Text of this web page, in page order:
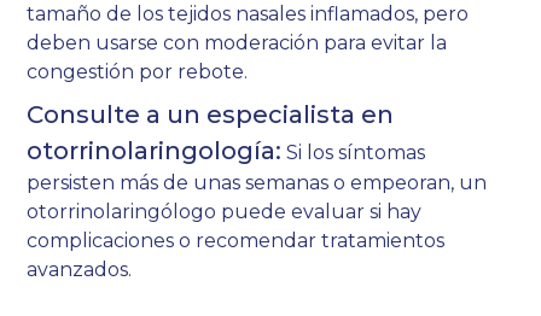
tamaño de los tejidos nasales inflamados, pero
deben usarse con moderación para evitar la
congestión por rebote.
Consulte a un especialista en
otorrinolaringología: Si los síntomas
persisten más de unas semanas o empeoran, un
otorrinolaringólogo puede evaluar si hay
complicaciones o recomendar tratamientos
avanzados.